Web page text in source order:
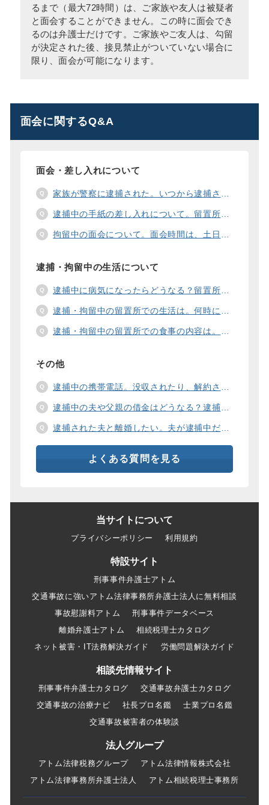
るまで（最大72時間）は、ご家族や友人は被疑者
と面会することができません。この時に面会でき
るのは弁護士だけです。ご家族やご友人は、勾留
が決定された後、接見禁止がついていない場合に
限り、面会が可能になります。
面会に関するQ&A
面会・差し入れについて
家族が警察に逮捕された。いつから逮捕された家族と面会することができますか？
逮捕中の手紙の差し入れについて。留置所に手紙を送る際の宛先の書き方は？
拘留中の面会について。面会時間は、土日や祝日の面会は、一度に面会できる人数は。
逮捕・拘留中の生活について
逮捕中に病気になったらどうなる？留置所の健康診断、診療、医療行為、手術は。
逮捕・拘留中の留置所での生活は。何時に起きて、何時に寝るの？部屋や食事の様子は？
逮捕・拘留中の留置所での食事の内容は。食事代は支払わないといけないの？
その他
逮捕中の携帯電話。没収されたり、解約されたり、見られたりするの？
逮捕中の夫や父親の借金はどうなる？逮捕中の借金の支払い方法は。
逮捕された夫と離婚したい。夫が逮捕中だと慰謝料は増えるの？
よくある質問を見る
当サイトについて
プライバシーポリシー 利用規約
特設サイト
刑事事件弁護士アトム
交通事故に強いアトム法律事務所弁護士法人に無料相談
事故慰謝料アトム
刑事事件データベース
離婚弁護士アトム
相続税理士カタログ
ネット被害・IT法務解決ガイド
労働問題解決ガイド
相談先情報サイト
刑事事件弁護士カタログ
交通事故弁護士カタログ
交通事故の治療ナビ
社長プロ名鑑
士業プロ名鑑
交通事故被害者の体験談
法人グループ
アトム法律税務グループ
アトム法律情報株式会社
アトム法律事務所弁護士法人
アトム相続税理士事務所